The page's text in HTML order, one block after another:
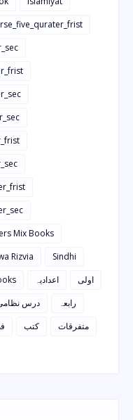
Mix Books
Rizvia
Sindhi
اعدادیہ
اولی
درس
رابعہ
کتب
متفرقات